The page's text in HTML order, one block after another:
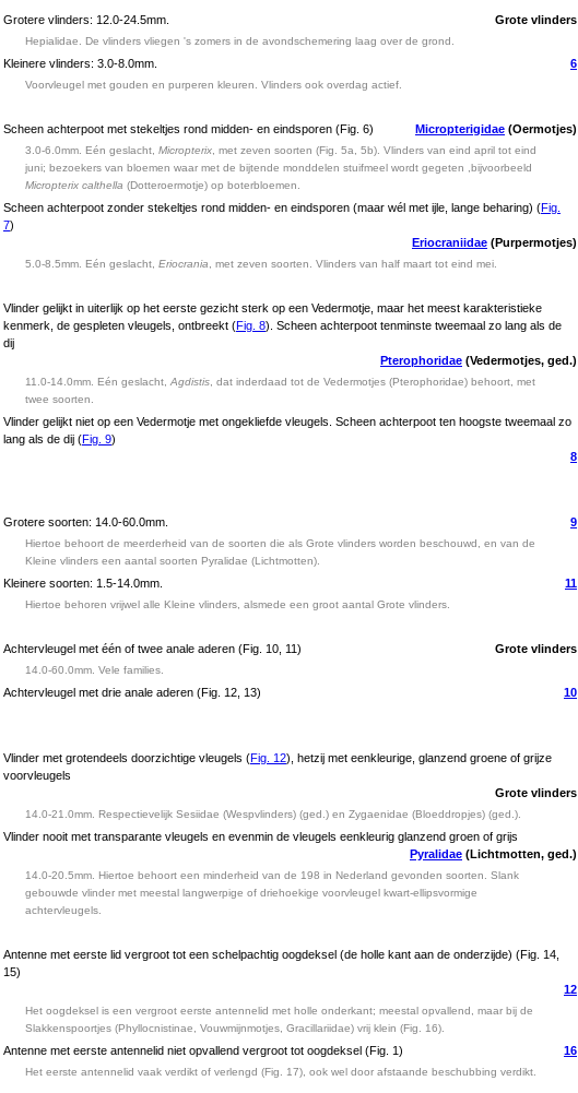
Grotere vlinders: 12.0-24.5mm. Grote vlinders
Hepialidae. De vlinders vliegen 's zomers in de avondschemering laag over de grond.
Kleinere vlinders: 3.0-8.0mm. 6
Voorvleugel met gouden en purperen kleuren. Vlinders ook overdag actief.
Scheen achterpoot met stekeltjes rond midden- en eindsporen (Fig. 6) Micropterigidae (Oermotjes)
3.0-6.0mm. Eén geslacht, Micropterix , met zeven soorten (Fig. 5a, 5b). Vlinders van eind april tot eind
juni; bezoekers van bloemen waar met de bijtende monddelen stuifmeel wordt gegeten ,bijvoorbeeld
Micropterix calthella (Dotteroermotje) op boterbloemen.
Scheen achterpoot zonder stekeltjes rond midden- en eindsporen (maar wél met ijle, lange beharing) (Fig.
7)
Eriocraniidae (Purpermotjes)
5.0-8.5mm. Eén geslacht, Eriocrania , met zeven soorten. Vlinders van half maart tot eind mei.
Vlinder gelijkt in uiterlijk op het eerste gezicht sterk op een Vedermotje, maar het meest karakteristieke
kenmerk, de gespleten vleugels, ontbreekt (Fig. 8). Scheen achterpoot tenminste tweemaal zo lang als de
dij
Pterophoridae (Vedermotjes, ged.)
11.0-14.0mm. Eén geslacht, Agdistis , dat inderdaad tot de Vedermotjes (Pterophoridae) behoort, met
twee soorten.
Vlinder gelijkt niet op een Vedermotje met ongekliefde vleugels. Scheen achterpoot ten hoogste tweemaal zo
lang als de dij (Fig. 9)
8
Grotere soorten: 14.0-60.0mm. 9
Hiertoe behoort de meerderheid van de soorten die als Grote vlinders worden beschouwd, en van de
Kleine vlinders een aantal soorten Pyralidae (Lichtmotten).
Kleinere soorten: 1.5-14.0mm. 11
Hiertoe behoren vrijwel alle Kleine vlinders, alsmede een groot aantal Grote vlinders.
Achtervleugel met één of twee anale aderen (Fig. 10, 11) Grote vlinders
14.0-60.0mm. Vele families.
Achtervleugel met drie anale aderen (Fig. 12, 13) 10
Vlinder met grotendeels doorzichtige vleugels (Fig. 12), hetzij met eenkleurige, glanzend groene of grijze
voorvleugels
Grote vlinders
14.0-21.0mm. Respectievelijk Sesiidae (Wespvlinders) (ged.) en Zygaenidae (Bloeddropjes) (ged.).
Vlinder nooit met transparante vleugels en evenmin de vleugels eenkleurig glanzend groen of grijs
Pyralidae (Lichtmotten, ged.)
14.0-20.5mm. Hiertoe behoort een minderheid van de 198 in Nederland gevonden soorten. Slank
gebouwde vlinder met meestal langwerpige of driehoekige voorvleugel kwart-ellipsvormige
achtervleugels.
Antenne met eerste lid vergroot tot een schelpachtig oogdeksel (de holle kant aan de onderzijde) (Fig. 14,
15)
12
Het oogdeksel is een vergroot eerste antennelid met holle onderkant; meestal opvallend, maar bij de
Slakkenspoortjes (Phyllocnistinae, Vouwmijnmotjes, Gracillariidae) vrij klein (Fig. 16).
Antenne met eerste antennelid niet opvallend vergroot tot oogdeksel (Fig. 1) 16
Het eerste antennelid vaak verdikt of verlengd (Fig. 17), ook wel door afstaande beschubbing verdikt.